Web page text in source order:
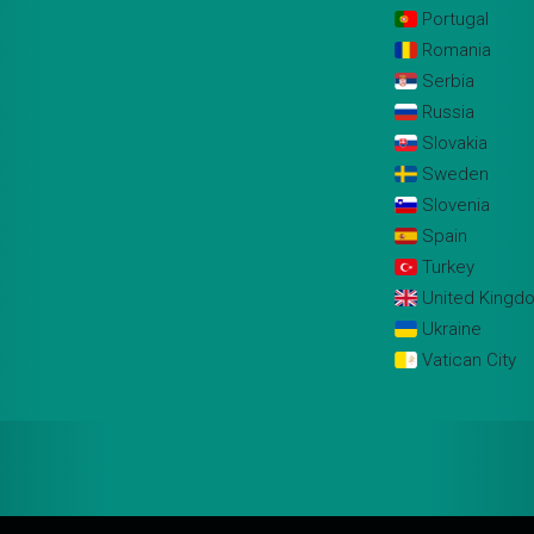
Portugal
Romania
Serbia
Russia
Slovakia
Sweden
Slovenia
Spain
Turkey
United
Ukraine
Vatican City